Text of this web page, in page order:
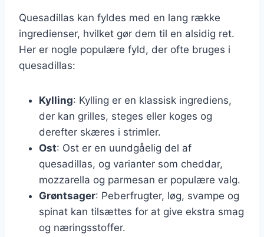
Quesadillas kan fyldes med en lang række
ingredienser, hvilket gør dem til en alsidig ret.
Her er nogle populære fyld, der ofte bruges i
quesadillas:
Kylling: Kylling er en klassisk ingrediens,
der kan grilles, steges eller koges og
derefter skæres i strimler.
Ost: Ost er en uundgåelig del af
quesadillas, og varianter som cheddar,
mozzarella og parmesan er populære valg.
Grøntsager: Peberfrugter, løg, svampe og
spinat kan tilsættes for at give ekstra smag
og næringsstoffer.